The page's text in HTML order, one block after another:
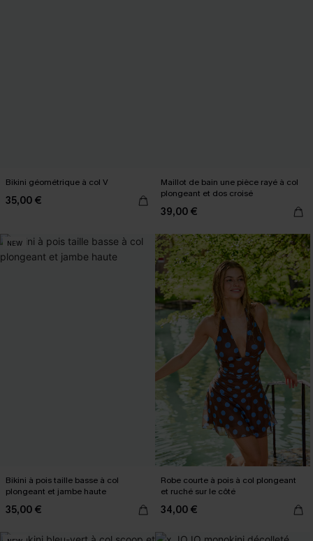
Bikini géométrique à col V
35,00 €
Maillot de bain une pièce rayé à col
plongeant et dos croisé
39,00 €
NEW
Bikini à pois taille basse à col
plongeant et jambe haute
35,00 €
Robe courte à pois à col plongeant
et ruché sur le côté
34,00 €